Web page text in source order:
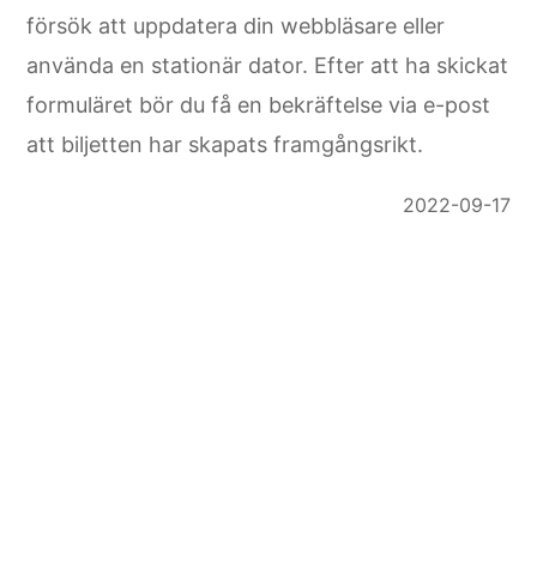
försök att uppdatera din webbläsare eller
använda en stationär dator. Efter att ha skickat
formuläret bör du få en bekräftelse via e-post
att biljetten har skapats framgångsrikt.
2022-09-17